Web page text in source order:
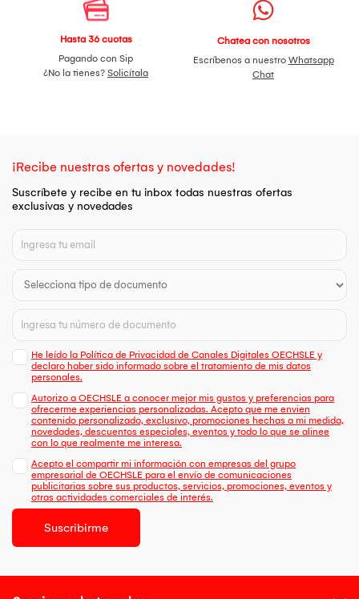
Hasta 36 cuotas
Pagando con Sip
¿No la tienes? Solicítala
Chatea con nosotros
Escríbenos a nuestro Whatsapp
Chat
¡Recibe nuestras ofertas y novedades!
Suscríbete y recibe en tu inbox todas nuestras ofertas
exclusivas y novedades
He leído la Política de Privacidad de Canales Digitales OECHSLE y
declaro haber sido informado sobre el tratamiento de mis datos
personales.
Autorizo a OECHSLE a conocer mejor mis gustos y preferencias para
ofrecerme experiencias personalizadas. Acepto que me envien
contenido personalizado, exclusivo, promociones hechas a mi medida,
novedades, descuentos especiales, eventos y todo lo que se alinee
con lo que realmente me interesa.
Acepto el compartir mi información con empresas del grupo
empresarial de OECHSLE para el envío de comunicaciones
publicitarias sobre sus productos, servicios, promociones, eventos y
otras actividades comerciales de interés.
Suscribirme